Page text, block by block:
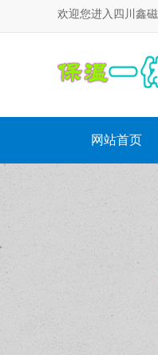
欢迎您进入四川鑫
网站首页